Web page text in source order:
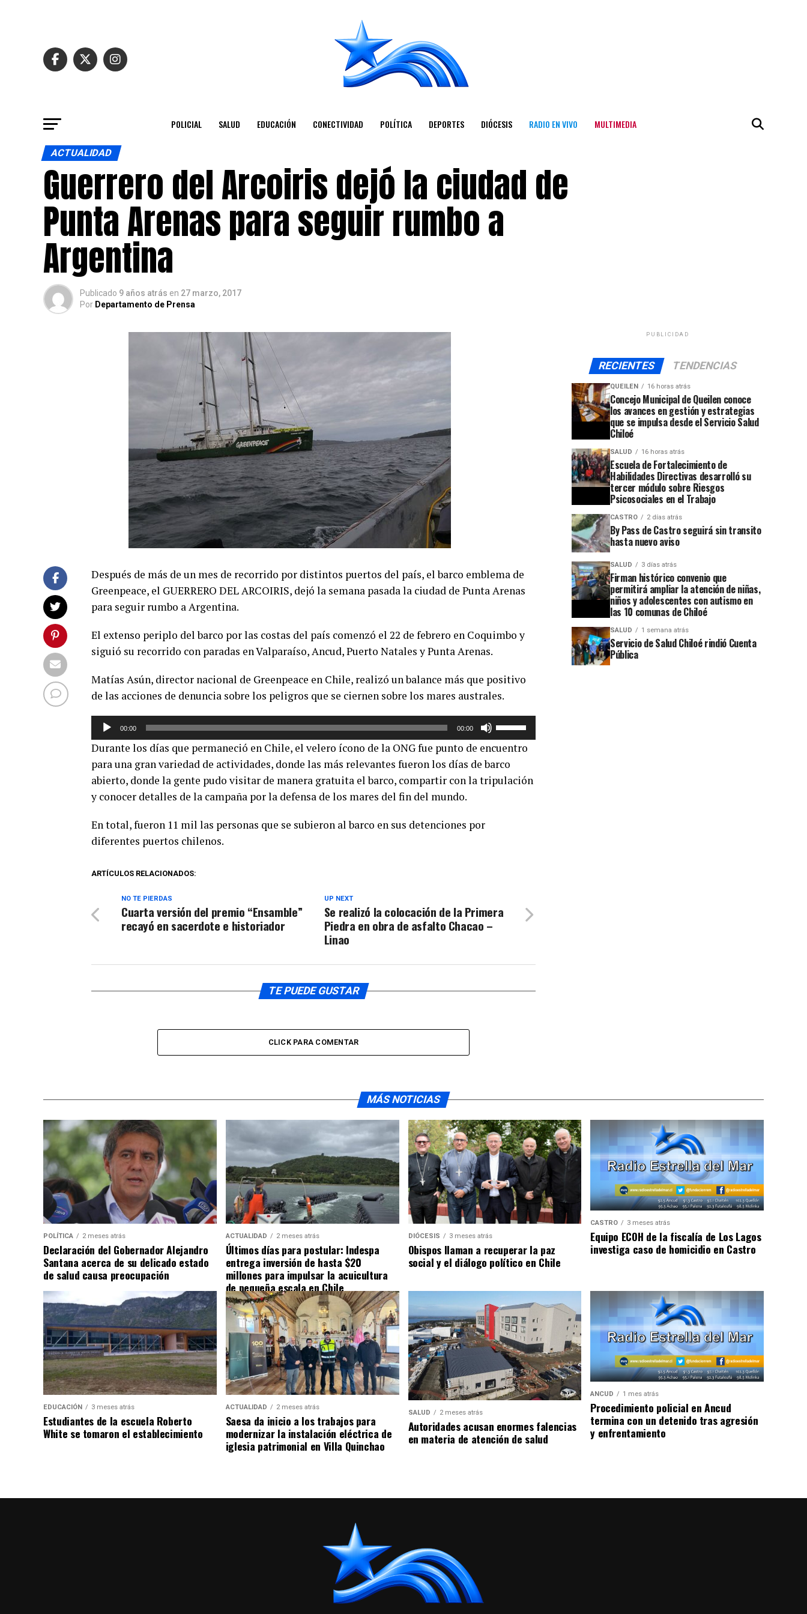
POLICIAL SALUD EDUCACIÓN CONECTIVIDAD POLÍTICA DEPORTES DIÓCESIS RADIO EN VIVO MULTIMEDIA
ACTUALIDAD
Guerrero del Arcoiris dejó la ciudad de
Punta Arenas para seguir rumbo a
Argentina
Publicado 9 años atrás en 27 marzo, 2017
Por Departamento de Prensa
Después de más de un mes de recorrido por distintos puertos del país, el barco emblema de
Greenpeace, el GUERRERO DEL ARCOIRIS, dejó la semana pasada la ciudad de Punta Arenas
para seguir rumbo a Argentina.
El extenso periplo del barco por las costas del país comenzó el 22 de febrero en Coquimbo y
siguió su recorrido con paradas en Valparaíso, Ancud, Puerto Natales y Punta Arenas.
Matías Asún, director nacional de Greenpeace en Chile, realizó un balance más que positivo
de las acciones de denuncia sobre los peligros que se ciernen sobre los mares australes.
Reproductor
audio
00:00 00:00
teclas
de
flecha
Durante los días que permaneció en Chile, el velero ícono de la ONG fue punto de encuentro
para una gran variedad de actividades, donde las más relevantes fueron los días de barco
abierto, donde la gente pudo visitar de manera gratuita el barco, compartir con la tripulación
y conocer detalles de la campaña por la defensa de los mares del fin del mundo.
En total, fueron 11 mil las personas que se subieron al barco en sus detenciones por
diferentes puertos chilenos.
ARTÍCULOS RELACIONADOS:
UP NEXT
Se realizó la colocación de la Primera
Piedra en obra de asfalto Chacao –
Linao
NO TE PIERDAS
Cuarta versión del premio “Ensamble”
recayó en sacerdote e historiador
TE PUEDE GUSTAR
CLICK PARA COMENTAR
PUBLICIDAD
RECIENTES TENDENCIAS
QUEILEN 16 horas atrás
Concejo Municipal de Queilen conoce
los avances en gestión y estrategias
que se impulsa desde el Servicio Salud
Chiloé
SALUD 16 horas atrás
Escuela de Fortalecimiento de
Habilidades Directivas desarrolló su
tercer módulo sobre Riesgos
Psicosociales en el Trabajo
CASTRO 2 días atrás
By Pass de Castro seguirá sin transito
hasta nuevo aviso
SALUD 3 días atrás
Firman histórico convenio que
permitirá ampliar la atención de niñas,
niños y adolescentes con autismo en
las 10 comunas de Chiloé
SALUD 1 semana atrás
Servicio de Salud Chiloé rindió Cuenta
Pública
MÁS NOTICIAS
POLÍTICA 2 meses atrás
Declaración del Gobernador Alejandro
Santana acerca de su delicado estado
de salud causa preocupación
ACTUALIDAD 2 meses atrás
Últimos días para postular: Indespa
entrega inversión de hasta $20
millones para impulsar la acuicultura
de pequeña escala en Chile
DIÓCESIS 3 meses atrás
Obispos llaman a recuperar la paz
social y el diálogo político en Chile
CASTRO 3 meses atrás
Equipo ECOH de la fiscalía de Los Lagos
investiga caso de homicidio en Castro
EDUCACIÓN 3 meses atrás
Estudiantes de la escuela Roberto
White se tomaron el establecimiento
ACTUALIDAD 2 meses atrás
Saesa da inicio a los trabajos para
modernizar la instalación eléctrica de
iglesia patrimonial en Villa Quinchao
SALUD 2 meses atrás
Autoridades acusan enormes falencias
en materia de atención de salud
ANCUD 1 mes atrás
Procedimiento policial en Ancud
termina con un detenido tras agresión
y enfrentamiento